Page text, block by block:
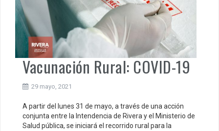
Vacunación Rural: COVID-19
29 mayo, 2021
A partir del lunes 31 de mayo, a través de una acción
conjunta entre la Intendencia de Rivera y el Ministerio de
Salud pública, se iniciará el recorrido rural para la